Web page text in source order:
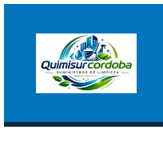
content